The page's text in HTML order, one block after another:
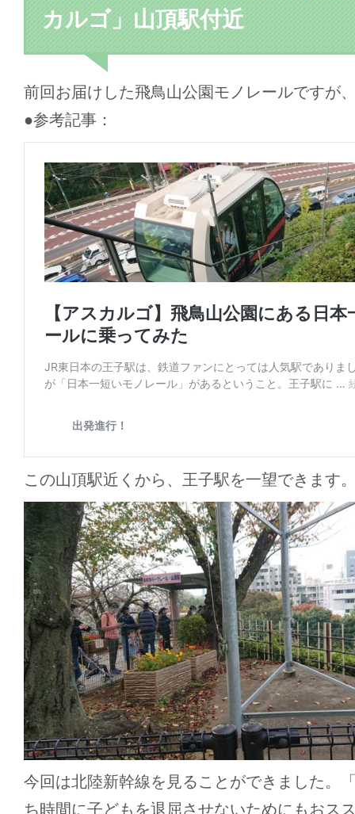
カルゴ」山頂駅付近
前回お届けした飛鳥山公園モノレールですが
●参考記事：
この山頂駅近くから、王子駅を一望できます
今回は北陸新幹線を見ることができました。
ち時間に子どもを退屈させないためにもおス